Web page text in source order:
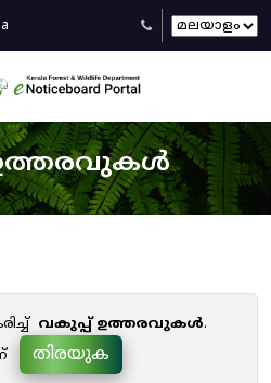
വകുപ്പ് ഉത്തരവുകൾ.
തിരയുക